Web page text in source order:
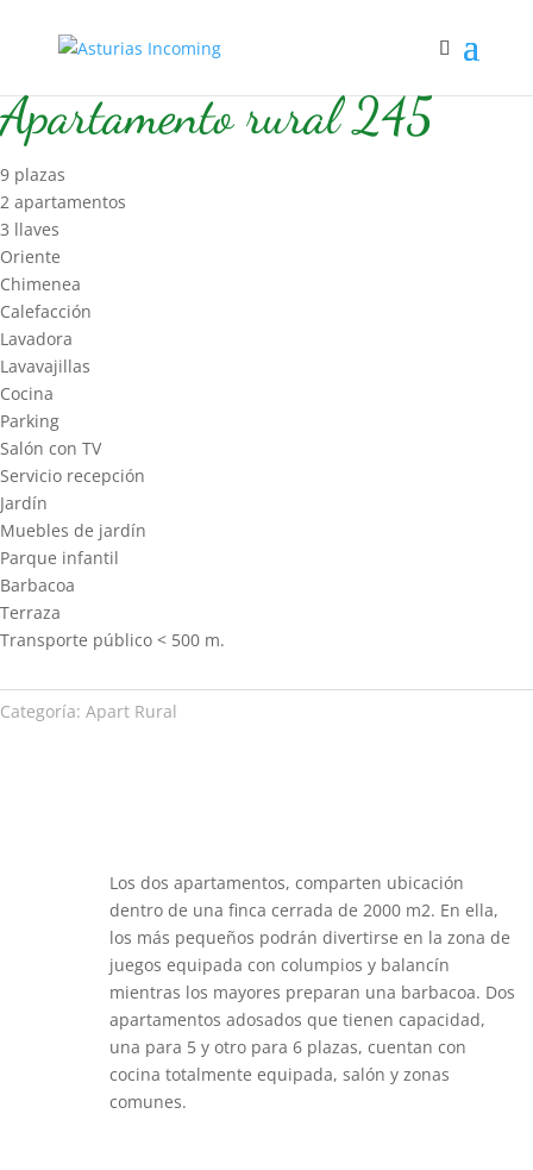
Apartamento rural 245
9 plazas
2 apartamentos
3 llaves
Oriente
Chimenea
Calefacción
Lavadora
Lavavajillas
Cocina
Parking
Salón con TV
Servicio recepción
Jardín
Muebles de jardín
Parque infantil
Barbacoa
Terraza
Transporte público < 500 m.
Categoría: Apart Rural
Los dos apartamentos, comparten ubicación
dentro de una finca cerrada de 2000 m2. En ella,
los más pequeños podrán divertirse en la zona de
juegos equipada con columpios y balancín
mientras los mayores preparan una barbacoa. Dos
apartamentos adosados que tienen capacidad,
una para 5 y otro para 6 plazas, cuentan con
cocina totalmente equipada, salón y zonas
comunes.